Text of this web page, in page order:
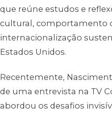
que reúne estudos e
cultural, comportamento
internacionalização
Estados Unidos.
Recentemente,
de uma entrevista na TV
abordou os desafios